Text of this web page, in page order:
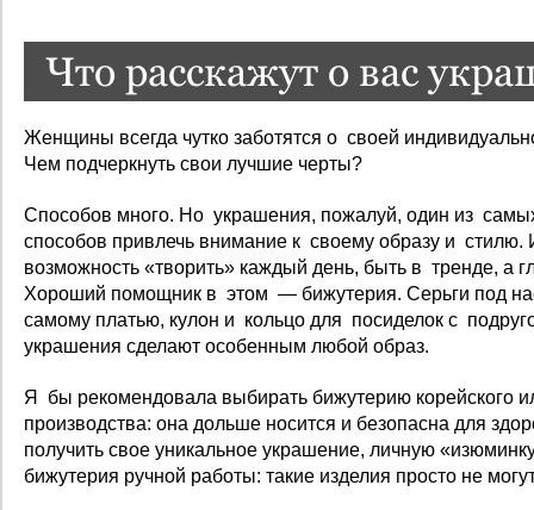
Что расскажут о вас
Женщины всегда чутко заботятся о своей
Чем подчеркнуть свои лучшие черты?
Способов много. Но украшения, пожалуй, один из
способов привлечь внимание к своему образу и
возможность «творить» каждый день, быть в тренде, а
Хороший помощник в этом — бижутерия. Серьги под
самому платью, кулон и кольцо для посиделок с
украшения сделают особенным любой образ.
Я бы рекомендовала выбирать бижутерию корейского
производства: она дольше носится и безопасна для
получить свое уникальное украшение, личную
бижутерия ручной работы: такие изделия просто не